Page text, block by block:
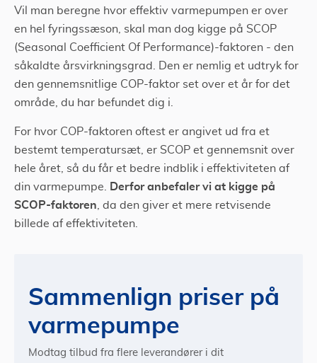
Vil man beregne hvor effektiv varmepumpen er over
en hel fyringssæson, skal man dog kigge på SCOP
(Seasonal Coefficient Of Performance)-faktoren - den
såkaldte årsvirkningsgrad. Den er nemlig et udtryk for
den gennemsnitlige COP-faktor set over et år for det
område, du har befundet dig i.
For hvor COP-faktoren oftest er angivet ud fra et
bestemt temperatursæt, er SCOP et gennemsnit over
hele året, så du får et bedre indblik i effektiviteten af
din varmepumpe. Derfor anbefaler vi at kigge på
SCOP-faktoren, da den giver et mere retvisende
billede af effektiviteten.
Sammenlign priser på
varmepumpe
Modtag tilbud fra flere leverandører i dit